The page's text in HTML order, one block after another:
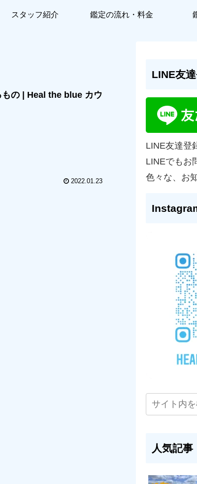
スタッフ紹介 鑑定の流れ・料金
もの | Heal the blue カウ
2022.01.23
LINE友
LINE友達登
LINEでもお
色々な、お
人気記事